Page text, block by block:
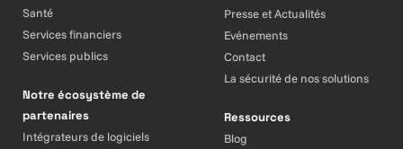
Santé
Services financiers
Services publics
Notre écosystème de
partenaires
Intégrateurs de logiciels
Presse et Actualités
Evénements
Contact
La sécurité de nos solutions
Ressources
Blog